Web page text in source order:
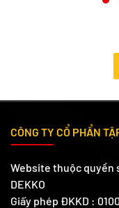
CÔNG TY CỔ PHẨN
Website thuộc quyền
DEKKO
Giấy phép ĐKKD :